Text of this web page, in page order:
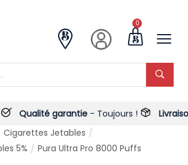
0
Qualité garantie- Toujours !
Livraison
Cigarettes Jetables /
5% / Pura Ultra Pro 8000 Puffs